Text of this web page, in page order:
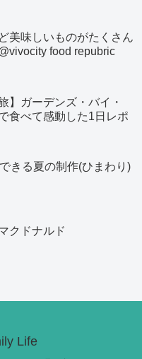
美味しいものがたくさん
food repubric
】ガーデンズ・バイ・
食べて感動した1日レポ
きる夏の制作(ひまわり)
クドナルド
Life